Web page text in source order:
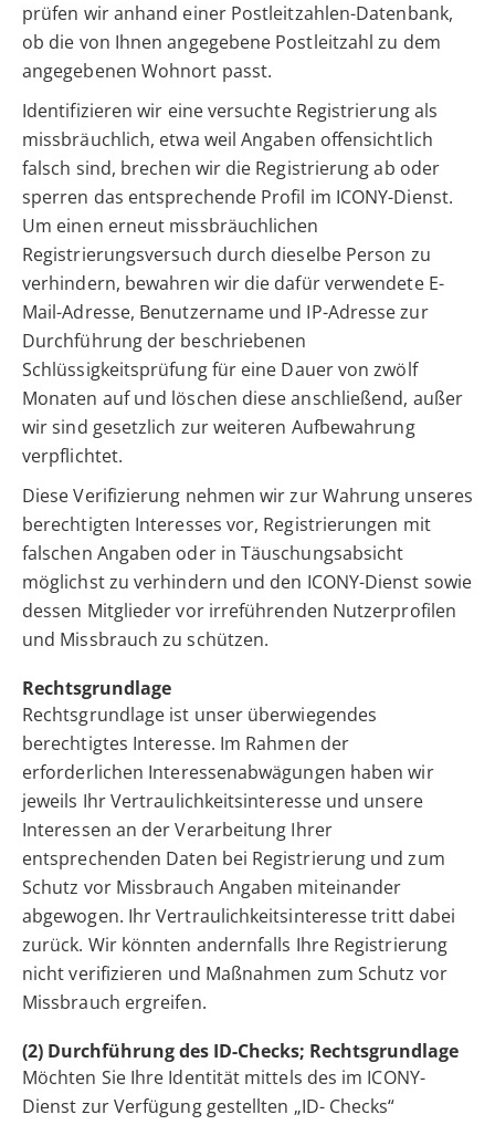
prüfen wir anhand einer Postleitzahlen-Datenbank,
ob die von Ihnen angegebene Postleitzahl zu dem
angegebenen Wohnort passt.
Identifizieren wir eine versuchte Registrierung als
missbräuchlich, etwa weil Angaben offensichtlich
falsch sind, brechen wir die Registrierung ab oder
sperren das entsprechende Profil im ICONY-Dienst.
Um einen erneut missbräuchlichen
Registrierungsversuch durch dieselbe Person zu
verhindern, bewahren wir die dafür verwendete E-
Mail-Adresse, Benutzername und IP-Adresse zur
Durchführung der beschriebenen
Schlüssigkeitsprüfung für eine Dauer von zwölf
Monaten auf und löschen diese anschließend, außer
wir sind gesetzlich zur weiteren Aufbewahrung
verpflichtet.
Diese Verifizierung nehmen wir zur Wahrung unseres
berechtigten Interesses vor, Registrierungen mit
falschen Angaben oder in Täuschungsabsicht
möglichst zu verhindern und den ICONY-Dienst sowie
dessen Mitglieder vor irreführenden Nutzerprofilen
und Missbrauch zu schützen.
Rechtsgrundlage
Rechtsgrundlage ist unser überwiegendes
berechtigtes Interesse. Im Rahmen der
erforderlichen Interessenabwägungen haben wir
jeweils Ihr Vertraulichkeitsinteresse und unsere
Interessen an der Verarbeitung Ihrer
entsprechenden Daten bei Registrierung und zum
Schutz vor Missbrauch Angaben miteinander
abgewogen. Ihr Vertraulichkeitsinteresse tritt dabei
zurück. Wir könnten andernfalls Ihre Registrierung
nicht verifizieren und Maßnahmen zum Schutz vor
Missbrauch ergreifen.
(2) Durchführung des ID-Checks; Rechtsgrundlage
Möchten Sie Ihre Identität mittels des im ICONY-
Dienst zur Verfügung gestellten „ID- Checks“